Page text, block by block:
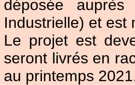
déposée
Industrielle) et est
Le projet est
seront livrés en
au printemps